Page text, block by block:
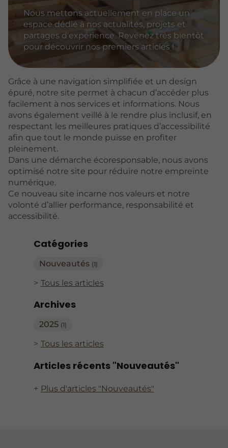
Catégories
Nouveautés (1)
Tous les articles
Archives
2025 (1)
Tous les articles
Articles récents "Nouveautés"
Plus d'articles "Nouveautés"
Nous mettons actuellement en place un
espace dédié à nos actualités, projets et
partages d'expérience. Revenez très bientôt
pour découvrir nos premiers articles !
Grâce à une navigation simplifiée et un design
épuré, notre site permet à chacun d’accéder plus
facilement à nos services et informations. Nous
avons également veillé à le rendre plus inclusif, en
respectant les meilleures pratiques d’accessibilité
afin que tout le monde puisse en profiter
pleinement.
Dans une démarche écoresponsable, nous avons
optimisé notre site pour réduire notre empreinte
numérique.
Ce nouveau site incarne nos valeurs et notre
volonté d’allier performance, responsabilité et
accessibilité.